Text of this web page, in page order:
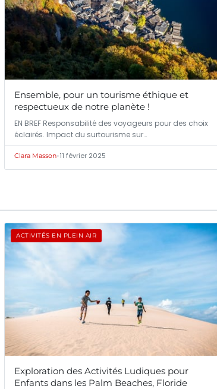
Ensemble, pour un tourisme éthique et
respectueux de notre planète !
EN BREF Responsabilité des voyageurs pour des choix
éclairés. Impact du surtourisme sur…
Clara Masson•11 février 2025
ACTIVITÉS EN PLEIN AIR
Exploration des Activités Ludiques pour
Enfants dans les Palm Beaches, Floride